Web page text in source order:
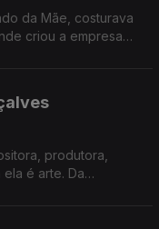
da Mãe, costurava
criou a empresa
produtora,
é arte. Da